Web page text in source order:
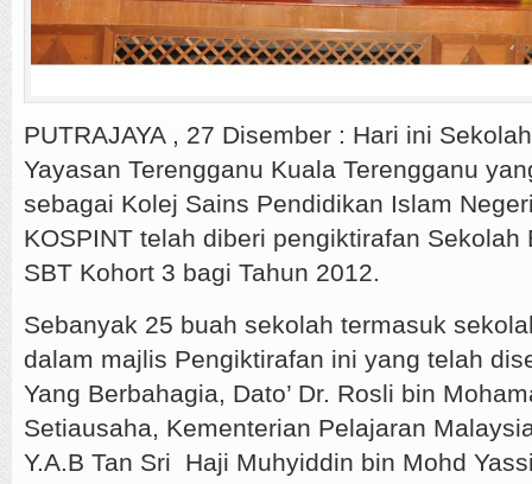
PUTRAJAYA , 27 Disember : Hari ini
Yayasan Terengganu Kuala Terengganu
sebagai Kolej Sains Pendidikan Islam
KOSPINT telah diberi pengiktirafan Sekolah
SBT Kohort 3 bagi Tahun 2012.
Sebanyak 25 buah sekolah termasuk
dalam majlis Pengiktirafan ini yang telah
Yang Berbahagia, Dato’ Dr. Rosli bin
Setiausaha, Kementerian Pelajaran
Y.A.B Tan Sri Haji Muhyiddin bin Mohd